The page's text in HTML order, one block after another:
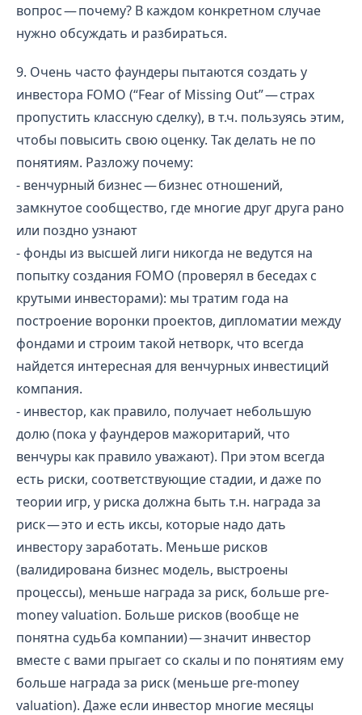
вопрос — почему? В каждом конкретном случае
нужно обсуждать и разбираться.
9. Очень часто фаундеры пытаются создать у
инвестора FOMO (“Fear of Missing Out” — страх
пропустить классную сделку), в т.ч. пользуясь этим,
чтобы повысить свою оценку. Так делать не по
понятиям. Разложу почему:
- венчурный бизнес — бизнес отношений,
замкнутое сообщество, где многие друг друга рано
или поздно узнают
- фонды из высшей лиги никогда не ведутся на
попытку создания FOMO (проверял в беседах с
крутыми инвесторами): мы тратим года на
построение воронки проектов, дипломатии между
фондами и строим такой нетворк, что всегда
найдется интересная для венчурных инвестиций
компания.
- инвестор, как правило, получает небольшую
долю (пока у фаундеров мажоритарий, что
венчуры как правило уважают). При этом всегда
есть риски, соответствующие стадии, и даже по
теории игр, у риска должна быть т.н. награда за
риск — это и есть иксы, которые надо дать
инвестору заработать. Меньше рисков
(валидирована бизнес модель, выстроены
процессы), меньше награда за риск, больше pre-
money valuation. Больше рисков (вообще не
понятна судьба компании) — значит инвестор
вместе с вами прыгает со скалы и по понятиям ему
больше награда за риск (меньше pre-money
valuation). Даже если инвестор многие месяцы